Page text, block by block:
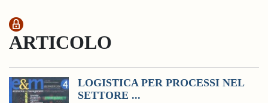
ARTICOLO
LOGISTICA PER PROCESSI NEL
SETTORE ...